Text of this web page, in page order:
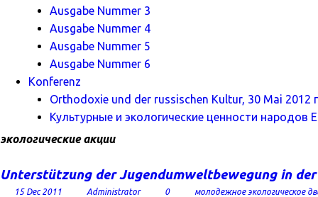
Ausgabe Nummer 3
Ausgabe Nummer 4
Ausgabe Nummer 5
Ausgabe Nummer 6
Konferenz
Orthodoxie und der russischen Kultur, 30 Mai 2012
Культурные и экологические ценности народов
экологические акции
Unterstützung der Jugendumweltbewegung in der
15 Dec 2011 Administrator 0 молодежное экологическое